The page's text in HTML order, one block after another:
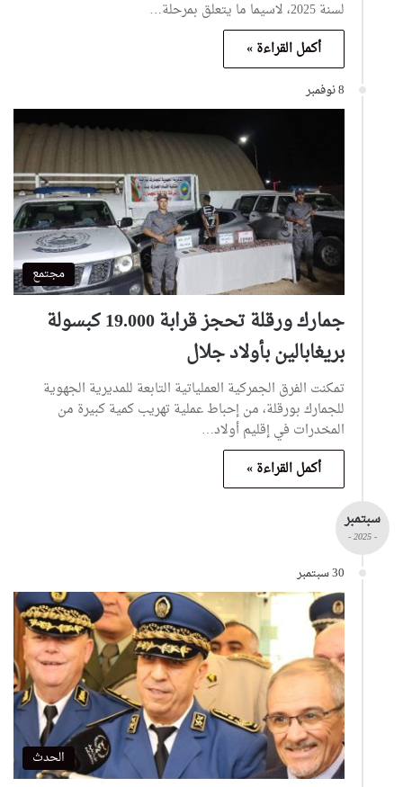
لسنة 2025، لاسيما ما يتعلق بمرحلة…
أكمل القراءة »
8 نوفمبر
مجتمع
جمارك ورقلة تحجز قرابة 19.000 كبسولة
بريغابالين بأولاد جلال
تمكنت الفرق الجمركية العملياتية التابعة للمديرية الجهوية
للجمارك بورقلة، من إحباط عملية تهريب كمية كبيرة من
المخدرات في إقليم أولاد…
أكمل القراءة »
سبتمبر
- 2025 -
30 سبتمبر
الحدث